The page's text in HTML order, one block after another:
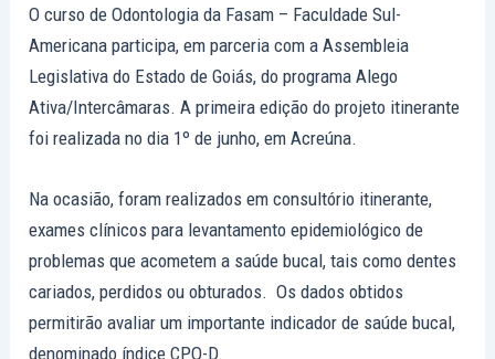
O curso de Odontologia da Fasam – Faculdade Sul-
Americana participa, em parceria com a Assembleia
Legislativa do Estado de Goiás, do programa Alego
Ativa/Intercâmaras. A primeira edição do projeto itinerante
foi realizada no dia 1º de junho, em Acreúna.
Na ocasião, foram realizados em consultório itinerante,
exames clínicos para levantamento epidemiológico de
problemas que acometem a saúde bucal, tais como dentes
cariados, perdidos ou obturados. Os dados obtidos
permitirão avaliar um importante indicador de saúde bucal,
denominado índice CPO-D.